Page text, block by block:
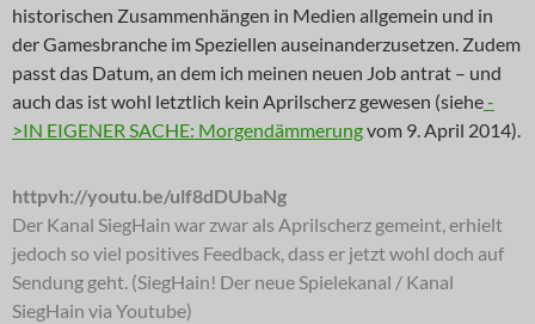
historischen Zusammenhängen in Medien allgemein und in
der Gamesbranche im Speziellen auseinanderzusetzen. Zudem
passt das Datum, an dem ich meinen neuen Job antrat – und
auch das ist wohl letztlich kein Aprilscherz gewesen (siehe-
>IN EIGENER SACHE: Morgendämmerungvom 9. April 2014).
httpvh://youtu.be/ulf8dDUbaNg
Der Kanal SiegHain war zwar als Aprilscherz gemeint, erhielt
jedoch so viel positives Feedback, dass er jetzt wohl doch auf
Sendung geht. (SiegHain! Der neue Spielekanal / Kanal
SiegHain via Youtube)